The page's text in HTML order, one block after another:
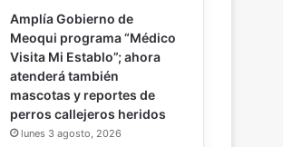
Amplía Gobierno de
Meoqui programa “Médico
Visita Mi Establo”; ahora
atenderá también
mascotas y reportes de
perros callejeros heridos
lunes 3 agosto, 2026